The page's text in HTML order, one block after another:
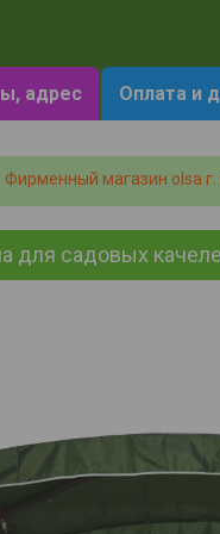
адрес Оплата и
Фирменный магазин olsa г.
для садовых